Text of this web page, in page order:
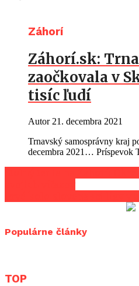
Záhorí
Záhorí.sk:
zaočkovala v
tisíc ľudí
Autor 21. decembra 2021
Trnavský samosprávny kraj
decembra 2021… Príspevok
Populárne články
TOP